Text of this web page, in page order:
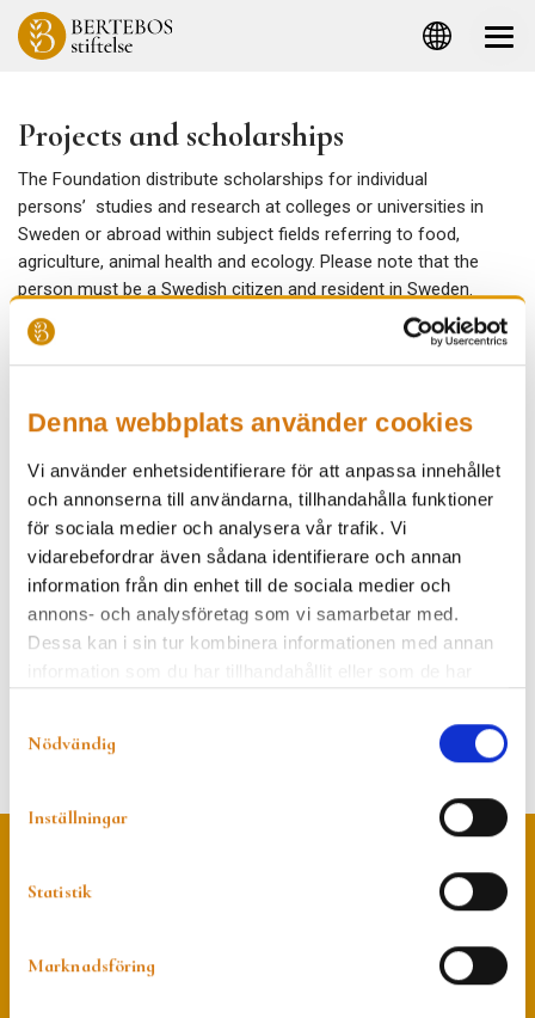
Denna webbplats använder cookies
Vi använder enhetsidentifierare för att anpassa innehållet
och annonserna till användarna, tillhandahålla funktioner
för sociala medier och analysera vår trafik. Vi
vidarebefordrar även sådana identifierare och annan
information från din enhet till de sociala medier och
annons- och analysföretag som vi samarbetar med.
Dessa kan i sin tur kombinera informationen med annan
information som du har tillhandahållit eller som de har
Nödvändig
Inställningar
Statistik
Marknadsföring
Projects and scholarships
The Foundation distribute scholarships for individual
persons’ studies and research at colleges or universities in
Sweden or abroad within subject fields referring to food,
agriculture, animal health and ecology. Please note that the
person must be a Swedish citizen and resident in Sweden.
Further, scholarships can be granted for research at higher
levels within these fields and especially connected to research
If you have any questions regarding the scholarships, please
contact:
Chairman BERTEBOS Foundation
Phone: 0346-71 51 24
E-mail: per@siaglass.se